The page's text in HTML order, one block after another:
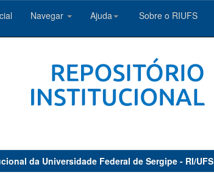
Navegar Ajuda Sobre o RIUFS
da Universidade Federal de Sergipe - RI/UFS